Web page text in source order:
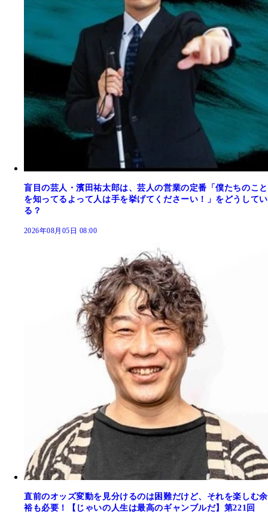
盲目の芸人・濱田祐太郎は、芸人の営業の定番「僕たちのこと
を知ってるよって人は手を挙げてくださーい！」をどうしてい
る？
2026年08月05日 08:00
直前のオッズ変動を見分けるのは困難だけど、それを楽しむ余
裕も必要！【じゃいの人生は最高のギャンブルだ】第221回